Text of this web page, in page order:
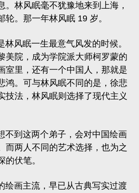
。林风眠毫不犹豫地来到上海，
轮。那一年林风眠 19 岁。
风眠一生最意气风发的时候。
美院，成为学院派大师柯罗蒙的
室里，还有一个中国人，那就是
鸿。可与林风眠不同的是，徐悲
技法，林风眠则选择了现代主义
到这两个弟子，会对中国绘画
而两人不同的艺术选择，也为之
的伏笔。
画主流，早已从古典写实过渡